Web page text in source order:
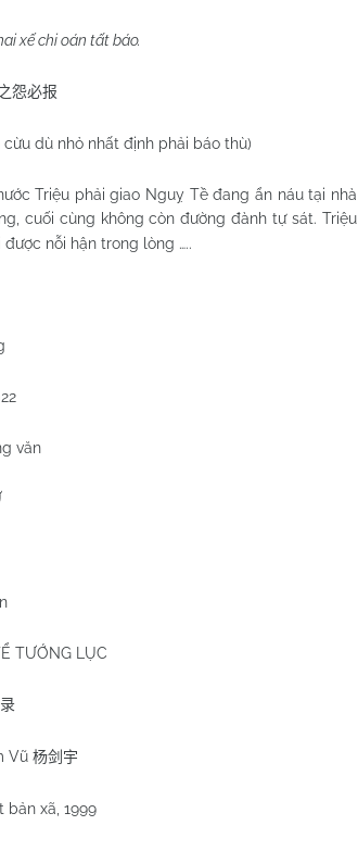
xế chi oán tất báo.
怨必报
dù nhỏ nhất định phải báo thù)
Triệu phải giao Nguỵ Tề đang ẩn náu tại nhà
cuối cùng không còn đường đành tự sát. Triệu
nỗi hận trong lòng …..
văn
TƯỚNG LỤC
Vũ 杨剑宇
bản xã, 1999